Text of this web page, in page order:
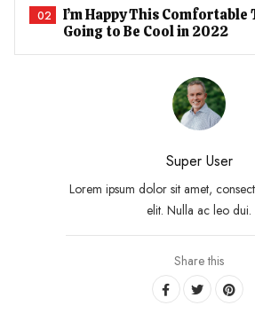
02
I’m Happy This
Going to Be Cool in 2022
Super User
Lorem ipsum dolor sit amet,
elit. Nulla ac leo dui.
Share this